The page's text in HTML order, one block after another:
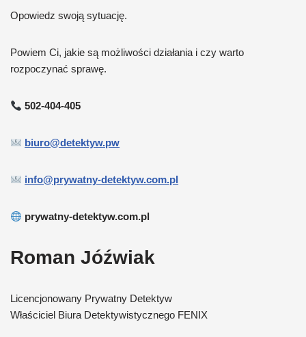
Opowiedz swoją sytuację.
Powiem Ci, jakie są możliwości działania i czy warto
rozpoczynać sprawę.
502-404-405
biuro@detektyw.pw
info@prywatny-detektyw.com.pl
prywatny-detektyw.com.pl
Roman Jóźwiak
Licencjonowany Prywatny Detektyw
Właściciel Biura Detektywistycznego FENIX